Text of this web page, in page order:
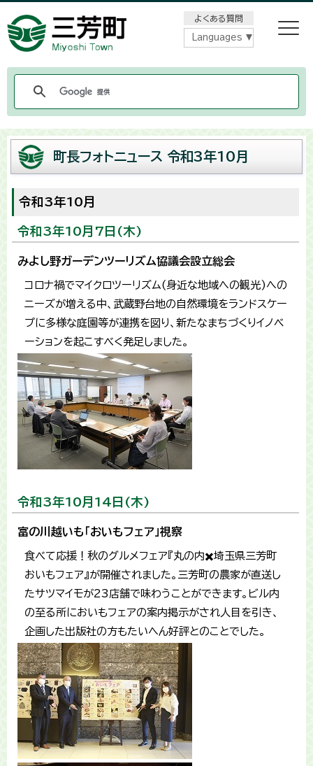
よくある質問
Languages
町長フォトニュース 令和3年10月
令和3年10月
令和3年10月7日(木)
みよし野ガーデンツーリズム協議会設立総会
コロナ禍でマイクロツーリズム(身近な地域への観光)への
ニーズが増える中、武蔵野台地の自然環境をランドスケー
プに多様な庭園等が連携を図り、新たなまちづくりイノベ
ーションを起こすべく発足しました。
令和3年10月14日(木)
富の川越いも「おいもフェア」視察
食べて応援！秋のグルメフェア『丸の内✖️埼玉県三芳町
おいもフェア』が開催されました。三芳町の農家が直送し
たサツマイモが23店舗で味わうことができます。ビル内
の至る所においもフェアの案内掲示がされ人目を引き、
企画した出版社の方もたいへん好評とのことでした。